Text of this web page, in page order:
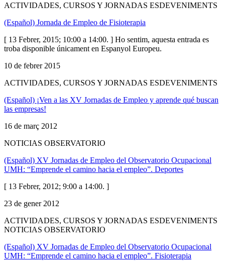
ACTIVIDADES, CURSOS Y JORNADAS ESDEVENIMENTS
(Español) Jornada de Empleo de Fisioterapia
[ 13 Febrer, 2015; 10:00 a 14:00. ] Ho sentim, aquesta entrada es
troba disponible únicament en Espanyol Europeu.
10 de febrer 2015
ACTIVIDADES, CURSOS Y JORNADAS ESDEVENIMENTS
(Español) ¡Ven a las XV Jornadas de Empleo y aprende qué buscan
las empresas!
16 de març 2012
NOTICIAS OBSERVATORIO
(Español) XV Jornadas de Empleo del Observatorio Ocupacional
UMH: “Emprende el camino hacia el empleo”. Deportes
[ 13 Febrer, 2012; 9:00 a 14:00. ]
23 de gener 2012
ACTIVIDADES, CURSOS Y JORNADAS ESDEVENIMENTS
NOTICIAS OBSERVATORIO
(Español) XV Jornadas de Empleo del Observatorio Ocupacional
UMH: “Emprende el camino hacia el empleo”. Fisioterapia